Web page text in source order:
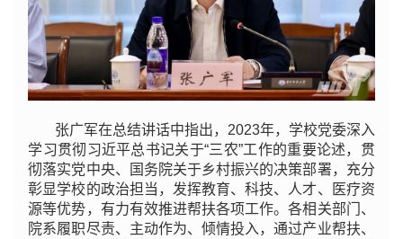
张广军在总结讲话中指出，2023年，学校党委深入
学习贯彻习近平总书记关于“三农”工作的重要论述，贯
彻落实党中央、国务院关于乡村振兴的决策部署，充分
彰显学校的政治担当，发挥教育、科技、人才、医疗资
源等优势，有力有效推进帮扶各项工作。各相关部门、
院系履职尽责、主动作为、倾情投入，通过产业帮扶、